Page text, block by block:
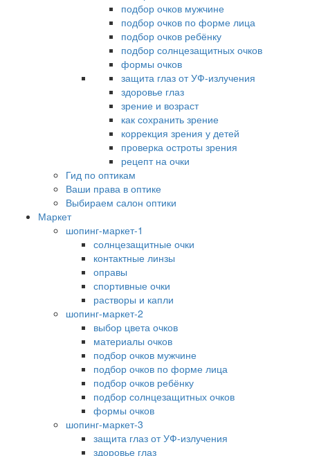
подбор очков мужчине
подбор очков по форме лица
подбор очков ребёнку
подбор солнцезащитных очков
формы очков
защита глаз от УФ-излучения
здоровье глаз
зрение и возраст
как сохранить зрение
коррекция зрения у детей
проверка остроты зрения
рецепт на очки
Гид по оптикам
Ваши права в оптике
Выбираем салон оптики
Маркет
шопинг-маркет-1
солнцезащитные очки
контактные линзы
оправы
спортивные очки
растворы и капли
шопинг-маркет-2
выбор цвета очков
материалы очков
подбор очков мужчине
подбор очков по форме лица
подбор очков ребёнку
подбор солнцезащитных очков
формы очков
шопинг-маркет-3
защита глаз от УФ-излучения
здоровье глаз